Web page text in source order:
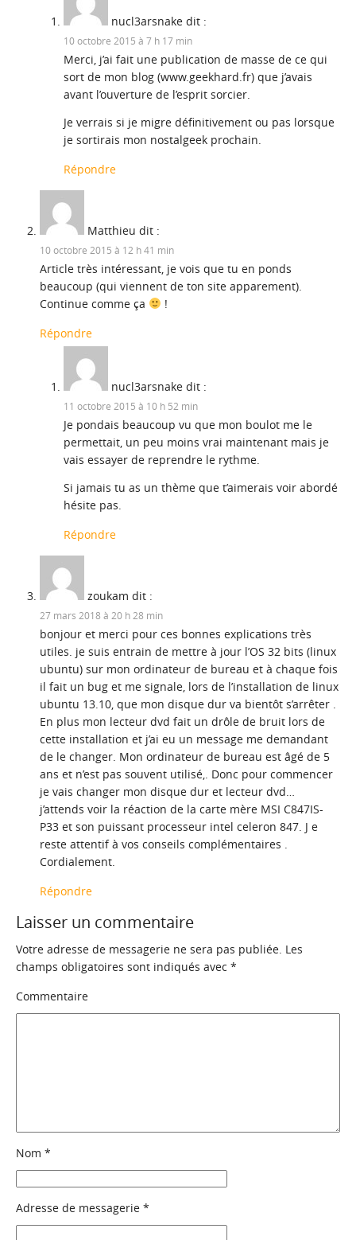
nucl3arsnake dit :
10 octobre 2015 à 7 h 17 min
Merci, j’ai fait une publication de masse de ce qui
sort de mon blog (www.geekhard.fr) que j’avais
avant l’ouverture de l’esprit sorcier.
Je verrais si je migre définitivement ou pas lorsque
je sortirais mon nostalgeek prochain.
Répondre
Matthieu dit :
10 octobre 2015 à 12 h 41 min
Article très intéressant, je vois que tu en ponds
beaucoup (qui viennent de ton site apparement).
Continue comme ça
!
Répondre
nucl3arsnake dit :
11 octobre 2015 à 10 h 52 min
Je pondais beaucoup vu que mon boulot me le
permettait, un peu moins vrai maintenant mais je
vais essayer de reprendre le rythme.
Si jamais tu as un thème que t’aimerais voir abordé
hésite pas.
Répondre
zoukam dit :
27 mars 2018 à 20 h 28 min
bonjour et merci pour ces bonnes explications très
utiles. je suis entrain de mettre à jour l’OS 32 bits (linux
ubuntu) sur mon ordinateur de bureau et à chaque fois
il fait un bug et me signale, lors de l’installation de linux
ubuntu 13.10, que mon disque dur va bientôt s’arrêter .
En plus mon lecteur dvd fait un drôle de bruit lors de
cette installation et j’ai eu un message me demandant
de le changer. Mon ordinateur de bureau est âgé de 5
ans et n’est pas souvent utilisé,. Donc pour commencer
je vais changer mon disque dur et lecteur dvd…
j’attends voir la réaction de la carte mère MSI C847IS-
P33 et son puissant processeur intel celeron 847. J e
reste attentif à vos conseils complémentaires .
Cordialement.
Répondre
Laisser un commentaire
Votre adresse de messagerie ne sera pas publiée. Les
champs obligatoires sont indiqués avec *
Commentaire
Nom *
Adresse de messagerie *